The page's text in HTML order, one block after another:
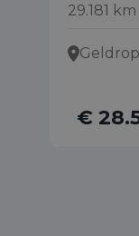
29.181 km
Geldrop
€